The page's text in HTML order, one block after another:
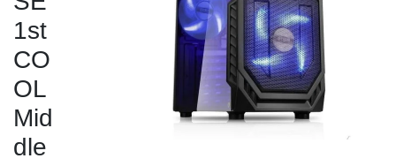
1st
CO
OL
Mid
dle